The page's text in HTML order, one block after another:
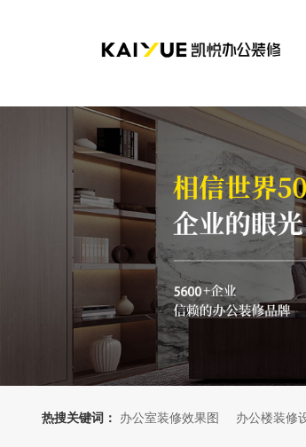
热搜关键词： 办公室装修效果图 办公楼装修